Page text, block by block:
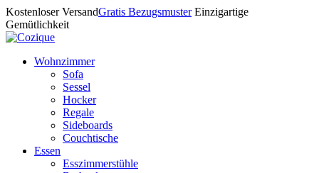
Kostenloser VersandGratis Bezugsmuster Einzigartige
Gemütlichkeit
Wohnzimmer
Sofa
Sessel
Hocker
Regale
Sideboards
Couchtische
Essen
Esszimmerstühle